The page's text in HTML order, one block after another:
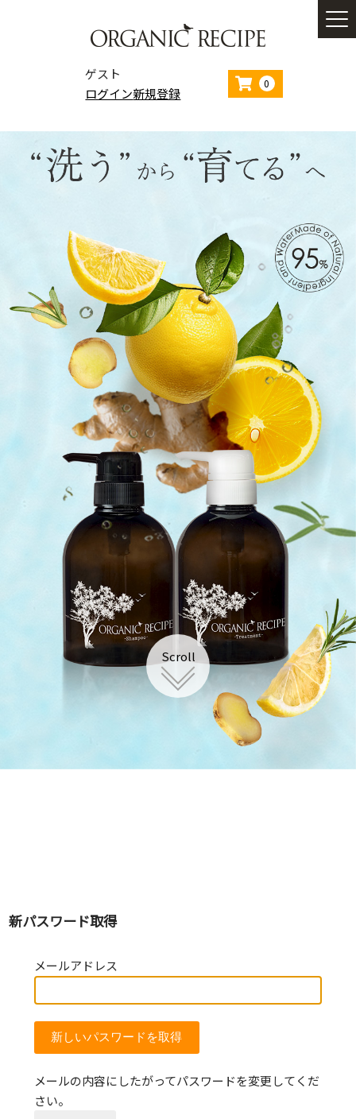
ゲスト
ログイン新規登録
0
ホーム
商品一覧
こだわりの
成分
Scroll
新パスワード取得
メールアドレス
メールの内容にしたがってパスワードを変更してくだ
さい。